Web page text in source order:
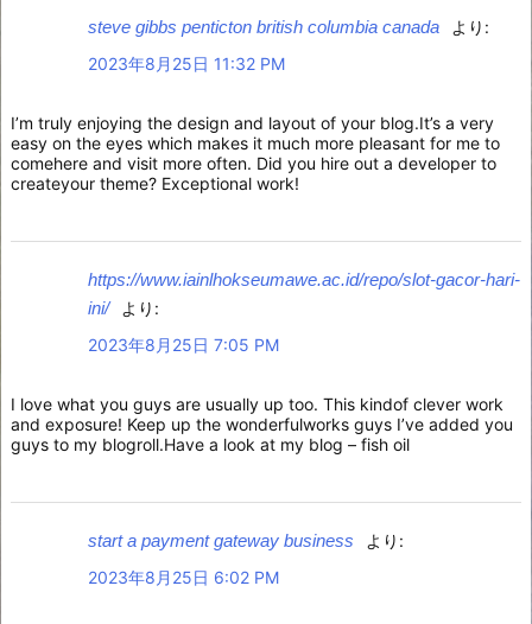
steve gibbs penticton british columbia canada
より:
2023年8月25日 11:32 PM
I’m truly enjoying the design and layout of your blog.It’s a very
easy on the eyes which makes it much more pleasant for me to
comehere and visit more often. Did you hire out a developer to
createyour theme? Exceptional work!
https://www.iainlhokseumawe.ac.id/repo/slot-gacor-hari-
ini/
より:
2023年8月25日 7:05 PM
I love what you guys are usually up too. This kindof clever work
and exposure! Keep up the wonderfulworks guys I’ve added you
guys to my blogroll.Have a look at my blog – fish oil
start a payment gateway business
より:
2023年8月25日 6:02 PM